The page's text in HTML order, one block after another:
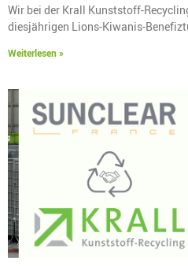
Wir bei der Krall Kunststoff-
diesjährigen Lions-Kiwanis-
Weiterlesen »